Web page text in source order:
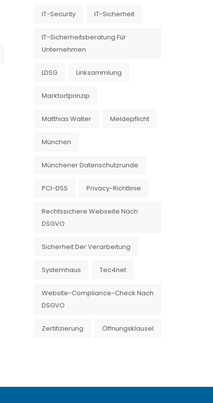
IT-Security IT-Sicherheit
IT-Sicherheitsberatung Für
Unternehmen
LDSG Linksammlung
Marktortprinzip
Matthias Walter Meldepflicht
München
Münchener Datenschutzrunde
PCI-DSS Privacy-Richtlinie
Rechtssichere Webseite Nach
DSGVO
Sicherheit Der Verarbeitung
Systemhaus Tec4net
Website-Compliance-Check Nach
DSGVO
Zertifizierung Öffnungsklausel